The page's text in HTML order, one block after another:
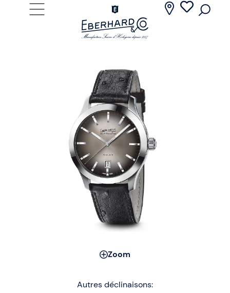
Zoom
Autres déclinaisons: